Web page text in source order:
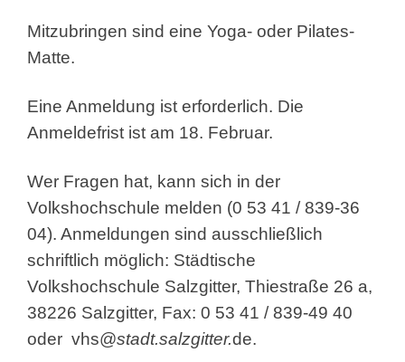
Mitzubringen sind eine Yoga- oder Pilates-
Matte.
Eine Anmeldung ist erforderlich. Die
Anmeldefrist ist am 18. Februar.
Wer Fragen hat, kann sich in der
Volkshochschule melden (0 53 41 / 839-36
04). Anmeldungen sind ausschließlich
schriftlich möglich: Städtische
Volkshochschule Salzgitter, Thiestraße 26 a,
38226 Salzgitter, Fax: 0 53 41 / 839-49 40
oder vhs@stadt.salzgitter.de.